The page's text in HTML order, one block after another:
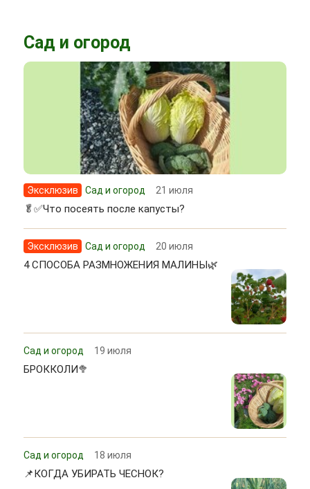
Сад и огород
Эксклюзив Сад и огород 21 июля
🥬✅Что посеять после капусты?
Эксклюзив Сад и огород 20 июля
4 СПОСОБА РАЗМНОЖЕНИЯ МАЛИНЫ🌿
Сад и огород 19 июля
БРОККОЛИ🥦
Сад и огород 18 июля
📌КОГДА УБИРАТЬ ЧЕСНОК?